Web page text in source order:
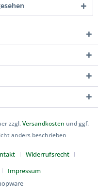
zzgl.Versandkosten und ggf.
anders beschrieben
Widerrufsrecht
Impressum